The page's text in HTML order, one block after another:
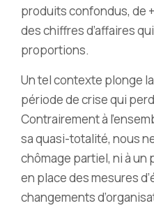
produits confondus, de
des chiffres d’affaires
proportions.
Un tel contexte plonge
période de crise qui
Contrairement à
sa quasi-totalité, nous
chômage partiel, ni à un
en place des mesures
changements